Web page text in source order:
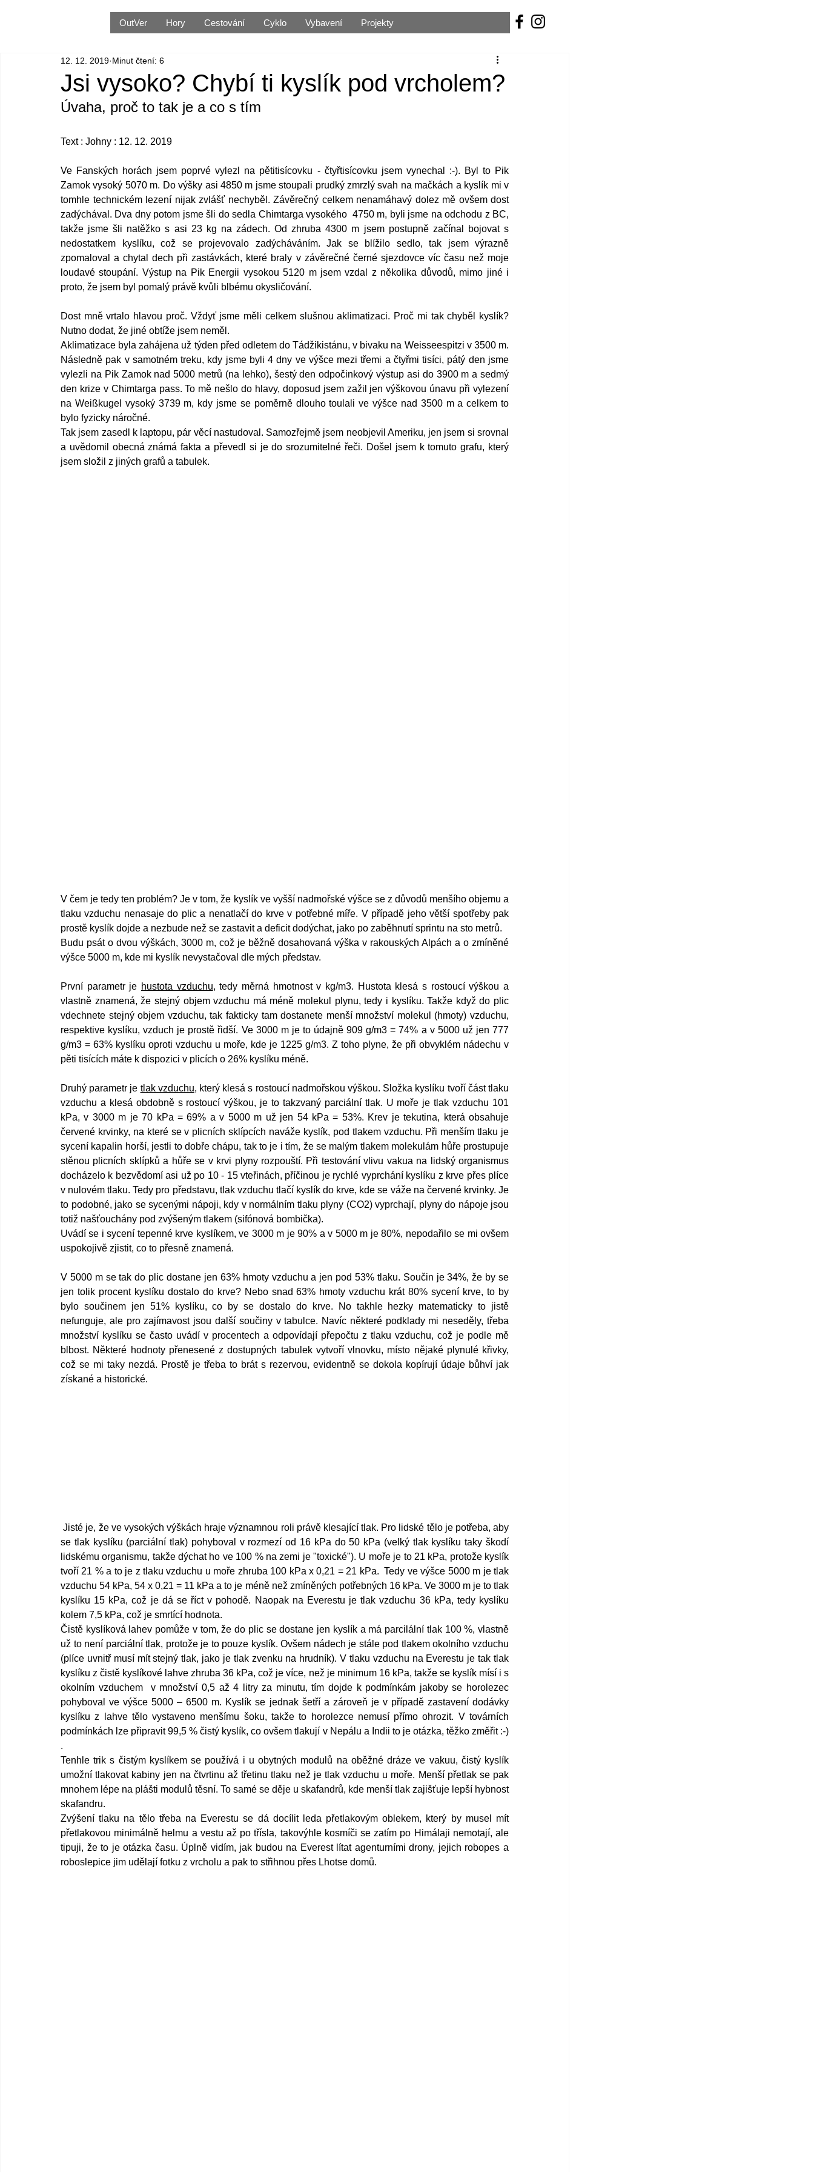
OutVer Hory Cestování Cyklo Vybavení Projekty
Jsi vysoko? Chybí ti kyslík pod vrcholem?
12. 12. 2019 Minut čtení: 6
Úvaha, proč to tak je a co s tím
Text : Johny : 12. 12. 2019
Ve Fanských horách jsem poprvé vylezl na pětitisícovku - čtyřtisícovku jsem vynechal :-). Byl to Pik
Zamok vysoký 5070 m. Do výšky asi 4850 m jsme stoupali prudký zmrzlý svah na mačkách a kyslík mi v
tomhle technickém lezení nijak zvlášť nechyběl. Závěrečný celkem nenamáhavý dolez mě ovšem dost
zadýchával. Dva dny potom jsme šli do sedla Chimtarga vysokého  4750 m, byli jsme na odchodu z BC,
takže jsme šli natěžko s asi 23 kg na zádech. Od zhruba 4300 m jsem postupně začínal bojovat s
nedostatkem kyslíku, což se projevovalo zadýcháváním. Jak se blížilo sedlo, tak jsem výrazně
zpomaloval a chytal dech při zastávkách, které braly v závěrečné černé sjezdovce víc času než moje
loudavé stoupání. Výstup na Pik Energii vysokou 5120 m jsem vzdal z několika důvodů, mimo jiné i
proto, že jsem byl pomalý právě kvůli blbému okysličování.
Dost mně vrtalo hlavou proč. Vždyť jsme měli celkem slušnou aklimatizaci. Proč mi tak chyběl kyslík?
Nutno dodat, že jiné obtíže jsem neměl.
Aklimatizace byla zahájena už týden před odletem do Tádžikistánu, v bivaku na Weisseespitzi v 3500 m.
Následně pak v samotném treku, kdy jsme byli 4 dny ve výšce mezi třemi a čtyřmi tisíci, pátý den jsme
vylezli na Pik Zamok nad 5000 metrů (na lehko), šestý den odpočinkový výstup asi do 3900 m a sedmý
den krize v Chimtarga pass. To mě nešlo do hlavy, doposud jsem zažil jen výškovou únavu při vylezení
na Weißkugel vysoký 3739 m, kdy jsme se poměrně dlouho toulali ve výšce nad 3500 m a celkem to
bylo fyzicky náročné.
Tak jsem zasedl k laptopu, pár věcí nastudoval. Samozřejmě jsem neobjevil Ameriku, jen jsem si srovnal
a uvědomil obecná známá fakta a převedl si je do srozumitelné řeči. Došel jsem k tomuto grafu, který
jsem složil z jiných grafů a tabulek.
V čem je tedy ten problém? Je v tom, že kyslík ve vyšší nadmořské výšce se z důvodů menšího objemu a
tlaku vzduchu nenasaje do plic a nenatlačí do krve v potřebné míře. V případě jeho větší spotřeby pak
prostě kyslík dojde a nezbude než se zastavit a deficit dodýchat, jako po zaběhnutí sprintu na sto metrů.
Budu psát o dvou výškách, 3000 m, což je běžně dosahovaná výška v rakouských Alpách a o zmíněné
výšce 5000 m, kde mi kyslík nevystačoval dle mých představ.
První parametr je hustota vzduchu, tedy měrná hmotnost v kg/m3. Hustota klesá s rostoucí výškou a
vlastně znamená, že stejný objem vzduchu má méně molekul plynu, tedy i kyslíku. Takže když do plic
vdechnete stejný objem vzduchu, tak fakticky tam dostanete menší množství molekul (hmoty) vzduchu,
respektive kyslíku, vzduch je prostě řidší. Ve 3000 m je to údajně 909 g/m3 = 74% a v 5000 už jen 777
g/m3 = 63% kyslíku oproti vzduchu u moře, kde je 1225 g/m3. Z toho plyne, že při obvyklém nádechu v
pěti tisících máte k dispozici v plicích o 26% kyslíku méně.
Druhý parametr je tlak vzduchu, který klesá s rostoucí nadmořskou výškou. Složka kyslíku tvoří část tlaku
vzduchu a klesá obdobně s rostoucí výškou, je to takzvaný parciální tlak. U moře je tlak vzduchu 101
kPa, v 3000 m je 70 kPa = 69% a v 5000 m už jen 54 kPa = 53%. Krev je tekutina, která obsahuje
červené krvinky, na které se v plicních sklípcích naváže kyslík, pod tlakem vzduchu. Při menším tlaku je
sycení kapalin horší, jestli to dobře chápu, tak to je i tím, že se malým tlakem molekulám hůře prostupuje
stěnou plicních sklípků a hůře se v krvi plyny rozpouští. Při testování vlivu vakua na lidský organismus
docházelo k bezvědomí asi už po 10 - 15 vteřinách, příčinou je rychlé vyprchání kyslíku z krve přes plíce
v nulovém tlaku. Tedy pro představu, tlak vzduchu tlačí kyslík do krve, kde se váže na červené krvinky. Je
to podobné, jako se sycenými nápoji, kdy v normálním tlaku plyny (CO2) vyprchají, plyny do nápoje jsou
totiž našťouchány pod zvýšeným tlakem (sifónová bombička).
Uvádí se i sycení tepenné krve kyslíkem, ve 3000 m je 90% a v 5000 m je 80%, nepodařilo se mi ovšem
uspokojivě zjistit, co to přesně znamená.
V 5000 m se tak do plic dostane jen 63% hmoty vzduchu a jen pod 53% tlaku. Součin je 34%, že by se
jen tolik procent kyslíku dostalo do krve? Nebo snad 63% hmoty vzduchu krát 80% sycení krve, to by
bylo součinem jen 51% kyslíku, co by se dostalo do krve. No takhle hezky matematicky to jistě
nefunguje, ale pro zajímavost jsou další součiny v tabulce. Navíc některé podklady mi neseděly, třeba
množství kyslíku se často uvádí v procentech a odpovídají přepočtu z tlaku vzduchu, což je podle mě
blbost. Některé hodnoty přenesené z dostupných tabulek vytvoří vlnovku, místo nějaké plynulé křivky,
což se mi taky nezdá. Prostě je třeba to brát s rezervou, evidentně se dokola kopírují údaje bůhví jak
získané a historické.
Jisté je, že ve vysokých výškách hraje významnou roli právě klesající tlak. Pro lidské tělo je potřeba, aby
se tlak kyslíku (parciální tlak) pohyboval v rozmezí od 16 kPa do 50 kPa (velký tlak kyslíku taky škodí
lidskému organismu, takže dýchat ho ve 100 % na zemi je "toxické"). U moře je to 21 kPa, protože kyslík
tvoří 21 % a to je z tlaku vzduchu u moře zhruba 100 kPa x 0,21 = 21 kPa.  Tedy ve výšce 5000 m je tlak
vzduchu 54 kPa, 54 x 0,21 = 11 kPa a to je méně než zmíněných potřebných 16 kPa. Ve 3000 m je to tlak
kyslíku 15 kPa, což je dá se říct v pohodě. Naopak na Everestu je tlak vzduchu 36 kPa, tedy kyslíku
kolem 7,5 kPa, což je smrtící hodnota.
Čistě kyslíková lahev pomůže v tom, že do plic se dostane jen kyslík a má parcilální tlak 100 %, vlastně
už to není parciální tlak, protože je to pouze kyslík. Ovšem nádech je stále pod tlakem okolního vzduchu
(plíce uvnitř musí mít stejný tlak, jako je tlak zvenku na hrudník). V tlaku vzduchu na Everestu je tak tlak
kyslíku z čistě kyslíkové lahve zhruba 36 kPa, což je více, než je minimum 16 kPa, takže se kyslík mísí i s
okolním vzduchem  v množství 0,5 až 4 litry za minutu, tím dojde k podmínkám jakoby se horolezec
pohyboval ve výšce 5000 – 6500 m. Kyslík se jednak šetří a zároveň je v případě zastavení dodávky
kyslíku z lahve tělo vystaveno menšímu šoku, takže to horolezce nemusí přímo ohrozit. V továrních
podmínkách lze připravit 99,5 % čistý kyslík, co ovšem tlakují v Nepálu a Indii to je otázka, těžko změřit :-)
.
Tenhle trik s čistým kyslíkem se používá i u obytných modulů na oběžné dráze ve vakuu, čistý kyslík
umožní tlakovat kabiny jen na čtvrtinu až třetinu tlaku než je tlak vzduchu u moře. Menší přetlak se pak
mnohem lépe na plášti modulů těsní. To samé se děje u skafandrů, kde menší tlak zajišťuje lepší hybnost
skafandru.
Zvýšení tlaku na tělo třeba na Everestu se dá docílit leda přetlakovým oblekem, který by musel mít
přetlakovou minimálně helmu a vestu až po třísla, takovýhle kosmíči se zatím po Himálaji nemotají, ale
tipuji, že to je otázka času. Úplně vidím, jak budou na Everest lítat agenturními drony, jejich robopes a
roboslepice jim udělají fotku z vrcholu a pak to střihnou přes Lhotse domů.